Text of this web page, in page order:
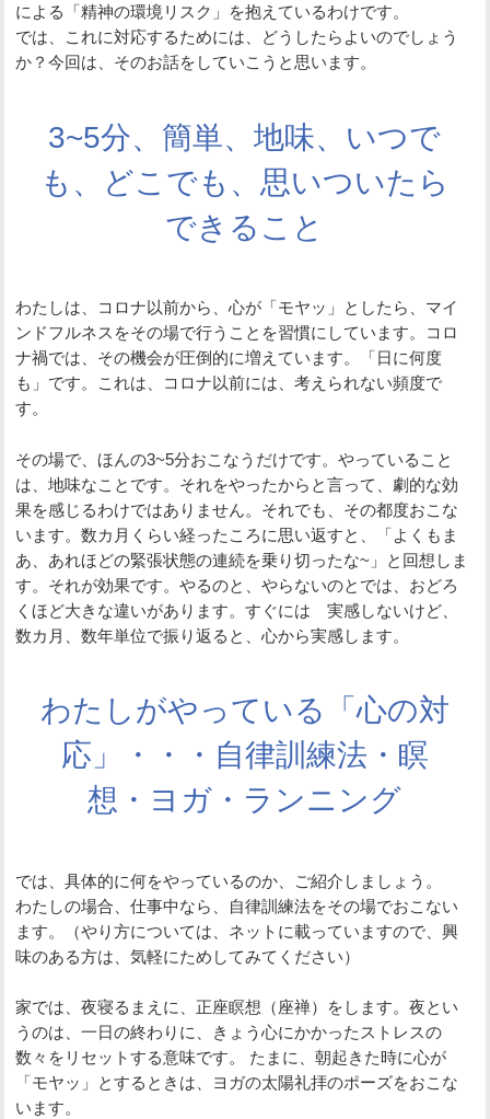
による「精神の環境リスク」を抱えているわけです。
では、これに対応するためには、どうしたらよいのでしょう
か？今回は、そのお話をしていこうと思います。
3~5分、簡単、地味、いつで
も、どこでも、思いついたら
できること
わたしは、コロナ以前から、心が「モヤッ」としたら、マイ
ンドフルネスをその場で行うことを習慣にしています。コロ
ナ禍では、その機会が圧倒的に増えています。「日に何度
も」です。これは、コロナ以前には、考えられない頻度で
す。
その場で、ほんの3~5分おこなうだけです。やっていること
は、地味なことです。それをやったからと言って、劇的な効
果を感じるわけではありません。それでも、その都度おこな
います。数カ月くらい経ったころに思い返すと、「よくもま
あ、あれほどの緊張状態の連続を乗り切ったな~」と回想しま
す。それが効果です。やるのと、やらないのとでは、おどろ
くほど大きな違いがあります。すぐには 実感しないけど、
数カ月、数年単位で振り返ると、心から実感します。
わたしがやっている「心の対
応」・・・自律訓練法・瞑
想・ヨガ・ランニング
では、具体的に何をやっているのか、ご紹介しましょう。
わたしの場合、仕事中なら、自律訓練法をその場でおこない
ます。（やり方については、ネットに載っていますので、興
味のある方は、気軽にためしてみてください）
家では、夜寝るまえに、正座瞑想（座禅）をします。夜とい
うのは、一日の終わりに、きょう心にかかったストレスの
数々をリセットする意味です。 たまに、朝起きた時に心が
「モヤッ」とするときは、ヨガの太陽礼拝のポーズをおこな
います。